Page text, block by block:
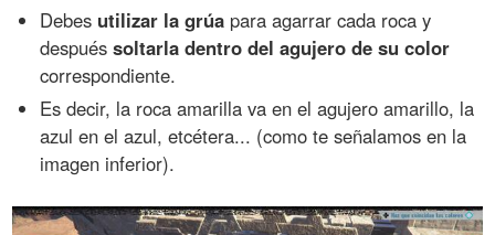
Debes utilizar la grúa para agarrar cada roca y
despuéssoltarla dentro del agujero de su color
correspondiente.
Es decir, la roca amarilla va en el agujero amarillo, la
azul en el azul, etcétera... (como te señalamos en la
imagen inferior).